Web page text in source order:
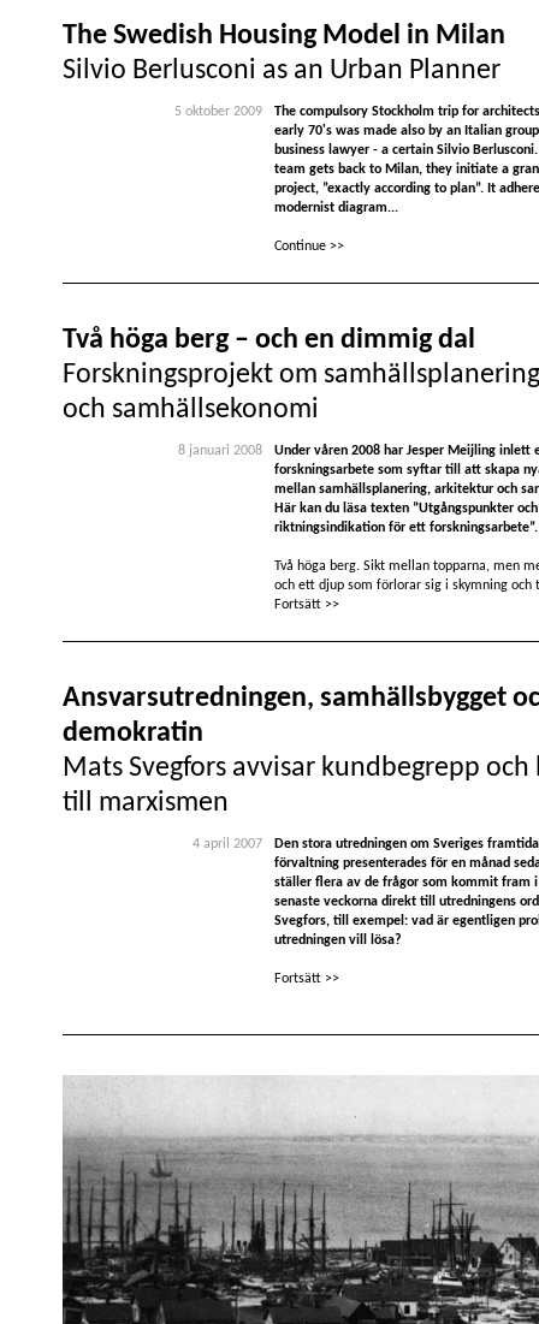
The Swedish Housing Model in Milan
Silvio Berlusconi as an Urban Planner
5 oktober 2009
The compulsory Stockholm trip for
early 70's was made also by an Italian
business lawyer - a certain Silvio
team gets back to Milan, they initiate a
project, ”exactly according to plan”. It
modernist diagram...
Continue >>
Två höga berg – och en dimmig dal
Forskningsprojekt om samhällsplanering
och samhällsekonomi
8 januari 2008
Under våren 2008 har Jesper Meijling inlett
forskningsarbete som syftar till att skapa
mellan samhällsplanering, arkitektur och
Här kan du läsa texten ”Utgångspunkter och
riktningsindikation för ett forskningsarbete”.
Två höga berg. Sikt mellan topparna, men
och ett djup som förlorar sig i skymning och
Fortsätt >>
Ansvarsutredningen, samhällsbygget
demokratin
Mats Svegfors avvisar kundbegrepp och
till marxismen
4 april 2007
Den stora utredningen om Sveriges
förvaltning presenterades för en månad
ställer flera av de frågor som kommit fram
senaste veckorna direkt till utredningens
Svegfors, till exempel: vad är egentligen
utredningen vill lösa?
Fortsätt >>